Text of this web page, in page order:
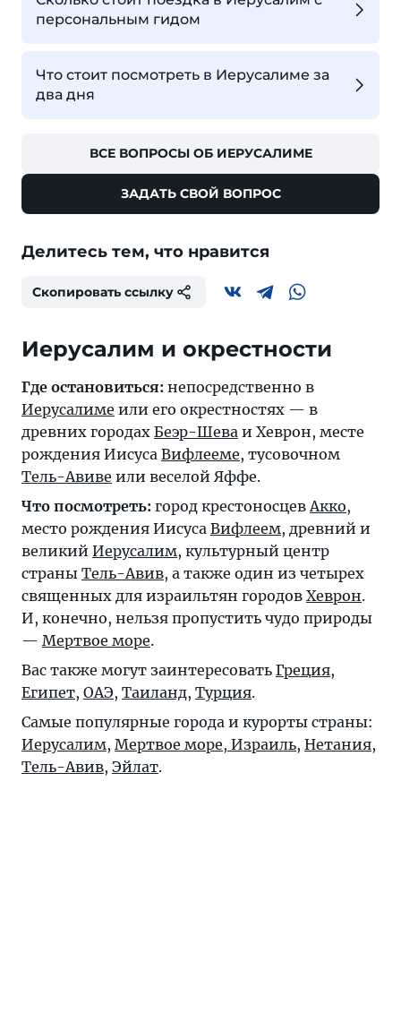
персональным гидом
Что стоит посмотреть в Иерусалиме за
два дня
ВСЕ ВОПРОСЫ ОБ ИЕРУСАЛИМЕ
ЗАДАТЬ СВОЙ ВОПРОС
Делитесь тем, что нравится
Скопировать ссылку
Иерусалим и окрестности
Где остановиться: непосредственно в
Иерусалиме или его окрестностях — в
древних городах Беэр-Шева и Хеврон, месте
рождения Иисуса Вифлееме, тусовочном
Тель-Авиве или веселой Яффе.
Что посмотреть: город крестоносцевАкко,
место рождения Иисуса Вифлеем, древний и
великий Иерусалим, культурный центр
страны Тель-Авив, а также один из четырех
священных для израильтян городов Хеврон.
И, конечно, нельзя пропустить чудо природы
— Мертвое море.
Вас также могут заинтересовать Греция,
Египет, ОАЭ, Таиланд, Турция.
Самые популярные города и курорты страны:
Иерусалим, Мертвое море, Израиль, Нетания,
Тель-Авив, Эйлат.